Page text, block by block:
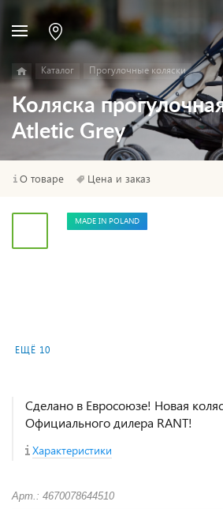
Каталог Прогулочные коляски
Коляска
Atletic Grey
О товаре Цена и заказ
ЕЩЁ 10
MADE IN POLAND
Сделано в Евросоюзе! Новая
Официального дилера RANT!
Характеристики
Арт.: 4670078644510